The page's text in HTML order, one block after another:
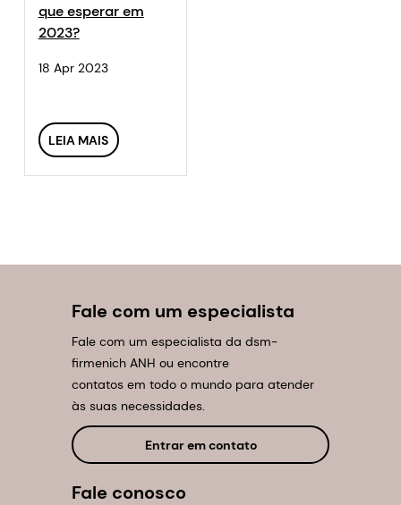
que esperar em
2023?
18 Apr 2023
LEIA MAIS
Fale com um especialista
Fale com um especialista da dsm-
firmenich ANH ou encontre
contatos em todo o mundo para atender
às suas necessidades.
Entrar em contato
Fale conosco